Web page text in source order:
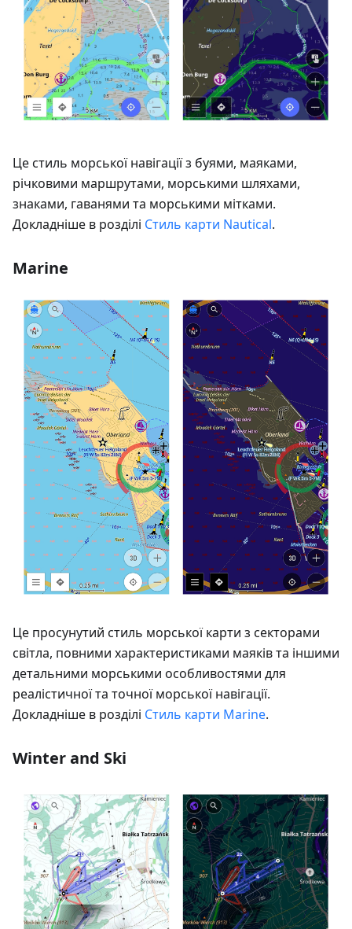
Це стиль морської навігації з буями, маяками,
річковими маршрутами, морськими шляхами,
знаками, гаванями та морськими мітками.
Докладніше в розділі Стиль карти Nautical.
Marine
Це просунутий стиль морської карти з секторами
світла, повними характеристиками маяків та іншими
детальними морськими особливостями для
реалістичної та точної морської навігації.
Докладніше в розділі Стиль карти Marine.
Winter and Ski